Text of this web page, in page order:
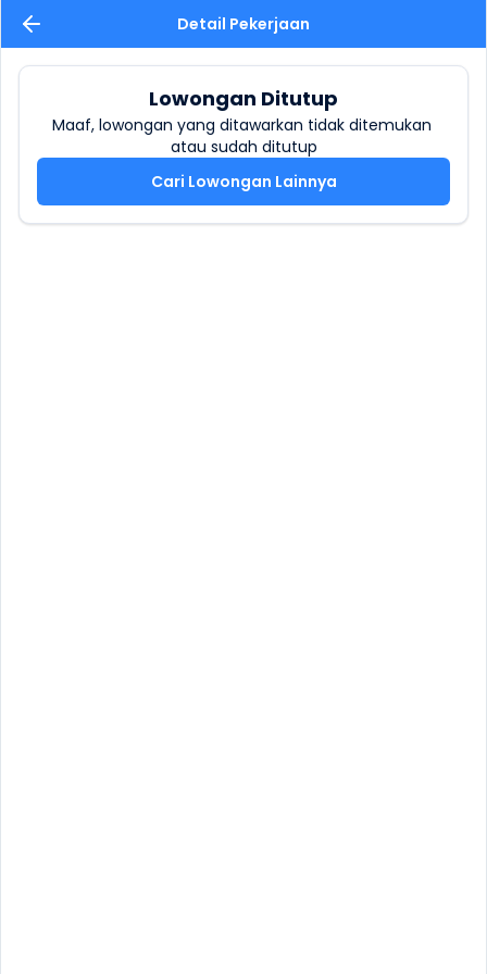
Detail Pekerjaan
Lowongan Ditutup
Maaf, lowongan yang ditawarkan tidak ditemukan
atau sudah ditutup
Cari Lowongan Lainnya